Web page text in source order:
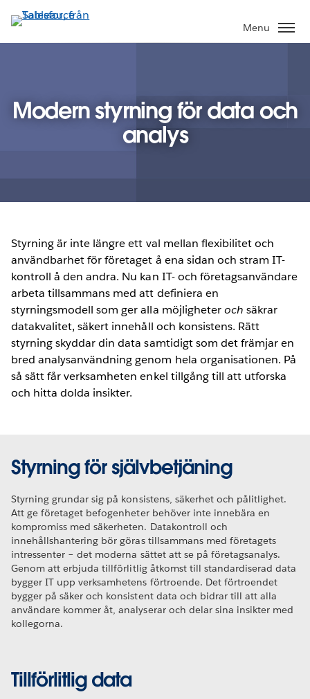
vidare
till
Menu
Modern styrning för data och
analys
Styrning är inte längre ett val mellan flexibilitet och
användbarhet för företaget å ena sidan och stram IT-
kontroll å den andra. Nu kan IT- och företagsanvändare
arbeta tillsammans med att definiera en
styrningsmodell som ger alla möjligheteroch säkrar
datakvalitet, säkert innehåll och konsistens. Rätt
styrning skyddar din data samtidigt som det främjar en
bred analysanvändning genom hela organisationen. På
så sätt får verksamheten enkel tillgång till att utforska
och hitta dolda insikter.
Styrning för självbetjäning
Styrning grundar sig på konsistens, säkerhet och pålitlighet.
Att ge företaget befogenheter behöver inte innebära en
kompromiss med säkerheten. Datakontroll och
innehållshantering bör göras tillsammans med företagets
intressenter – det moderna sättet att se på företagsanalys.
Genom att erbjuda tillförlitlig åtkomst till standardiserad data
bygger IT upp verksamhetens förtroende. Det förtroendet
bygger på säker och konsistent data och bidrar till att alla
användare kommer åt, analyserar och delar sina insikter med
kollegorna.
Tillförlitlig data